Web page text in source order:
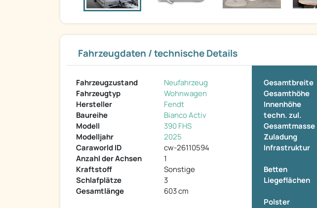
Fahrzeugdaten / technische Details
Fahrzeugzustand
Neufahrzeug
Fahrzeugtyp
Wohnwagen
Hersteller
Fendt
Baureihe
Bianco Activ
Modell
390 FHS
Modelljahr
2025
Caraworld ID
cw-26110594
Anzahl der Achsen
1
Kraftstoff
Sonstige
Schlafplätze
3
Gesamtlänge
603 cm
Gesamtbreite
Gesamthöhe
Innenhöhe
techn. zul.
Gesamtmasse
Zuladung
Infrastruktur
Betten
Liegeflächen
Polster